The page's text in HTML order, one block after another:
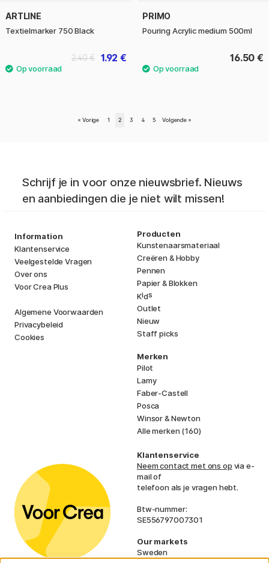
ARTLINE
Textielmarker 750 Black
1.92 €
2.40 €
PRIMO
Pouring Acrylic medium 500ml
16.50 €
« Vorige 1 2 3 4 5 Volgende »
Schrijf je in voor onze nieuwsbrief. Nieuws
en aanbiedingen die je niet wilt missen!
Information
Klantenservice
Veelgestelde Vragen
Over ons
Voor Crea Plus
Algemene Voorwaarden
Privacybeleid
Cookies
Producten
Kunstenaarsmateriaal
Creëren & Hobby
Pennen
Papier & Blokken
Kids
Outlet
Nieuw
Staff picks
Merken
Pilot
Lamy
Faber-Castell
Posca
Winsor & Newton
Alle merken (160)
Klantenservice
Neem contact met ons op via e-
mail of
telefoon als je vragen hebt.
Btw-nummer:
SE556797007301
Our markets
Sweden